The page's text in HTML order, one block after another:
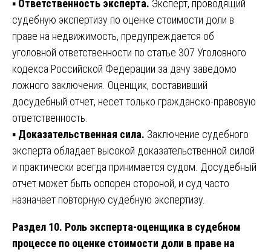
▪️ Ответственность эксперта. Эксперт, проводящий
судебную экспертизу по оценке стоимости доли в
праве на недвижимость, предупреждается об
уголовной ответственности по статье 307 Уголовного
кодекса Российской Федерации за дачу заведомо
ложного заключения. Оценщик, составивший
досудебный отчет, несет только гражданско-правовую
ответственность.
▪️ Доказательственная сила. Заключение судебного
эксперта обладает высокой доказательственной силой
и практически всегда принимается судом. Досудебный
отчет может быть оспорен стороной, и суд часто
назначает повторную судебную экспертизу.
Раздел 10. Роль эксперта-оценщика в судебном
процессе по оценке стоимости доли в праве на